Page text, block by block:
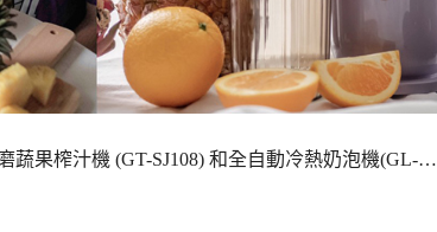
蔬果榨汁機 (GT-SJ108) 和全自動冷熱奶泡機(GL-…